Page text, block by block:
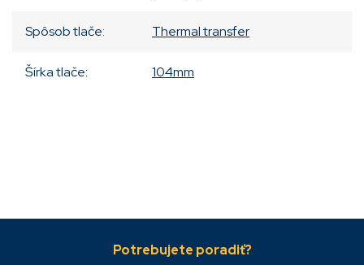
Spôsob tlače: Thermal transfer
Šírka tlače: 104mm